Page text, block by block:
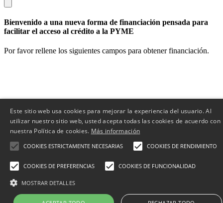
Bienvenido a una nueva forma de financiación pensada para
facilitar el acceso al crédito a la PYME
Por favor rellene los siguientes campos para obtener financiación.
Este sitio web usa cookies para mejorar la experiencia del usuario. Al
utilizar nuestro sitio web, usted acepta todas las cookies de acuerdo con
nuestra Política de cookies. Más información
COOKIES ESTRICTAMENTE NECESARIAS COOKIES DE RENDIMIENTO
COOKIES DE PREFERENCIAS COOKIES DE FUNCIONALIDAD
MOSTRAR DETALLES